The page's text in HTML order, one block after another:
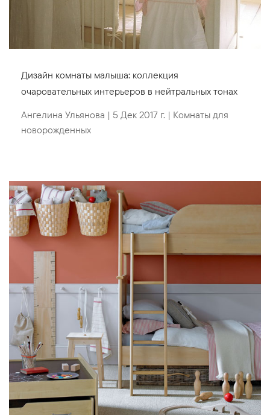
Дизайн комнаты малыша: коллекция
очаровательных интерьеров в нейтральных тонах
Ангелина Ульянова | 5 Дек 2017 г. | Комнаты для
новорожденных